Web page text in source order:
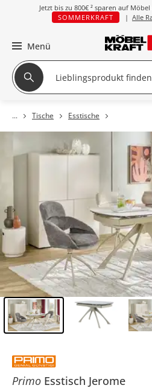
Jetzt bis zu 800€ ² sparen auf
SOMMERKRAFT
| Alle
Menü
Tische Esstische
Primo Esstisch Jerome